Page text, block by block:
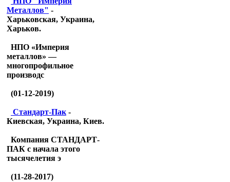
Металлов" -
Харьковская, Украина,
Харьков.
НПО «Империя
металлов» —
многопрофильное
производс
(01-12-2019)
Стандарт-Пак -
Киевская, Украина, Киев.
Компания СТАНДАРТ-
ПАК с начала этого
тысячелетия э
(11-28-2017)